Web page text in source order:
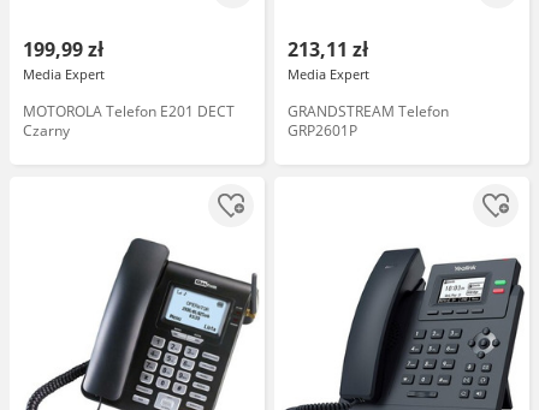
199,99 zł
Media Expert
MOTOROLA Telefon E201 DECT
Czarny
213,11 zł
Media Expert
GRANDSTREAM Telefon
GRP2601P